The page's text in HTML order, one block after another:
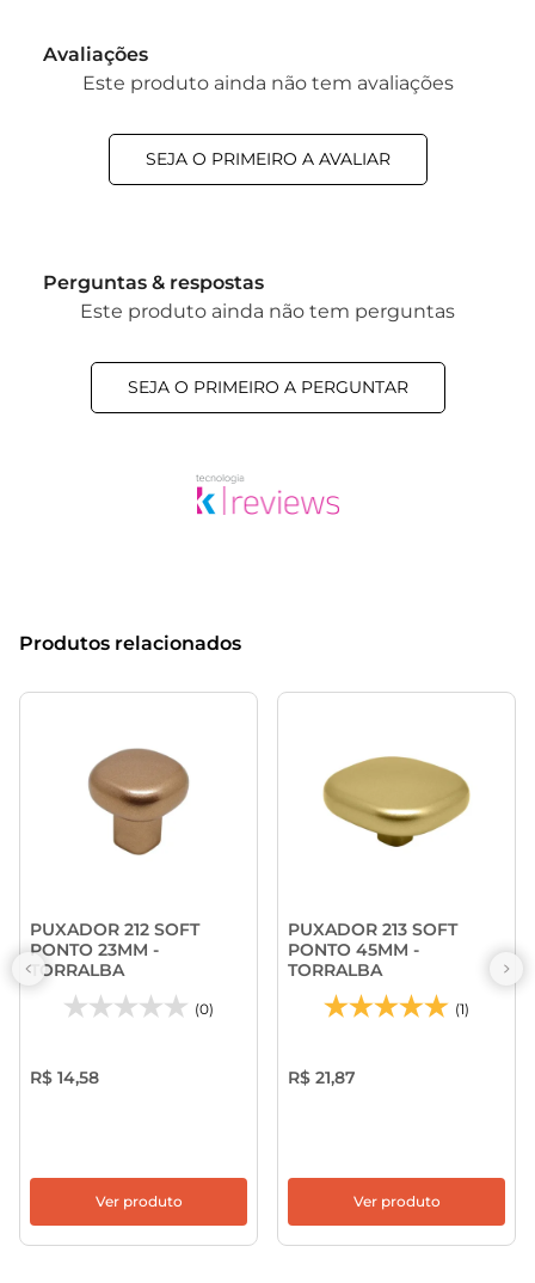
Avaliações
Este produto ainda não tem avaliações
SEJA O PRIMEIRO A AVALIAR
Perguntas & respostas
Este produto ainda não tem perguntas
SEJA O PRIMEIRO A PERGUNTAR
Produtos relacionados
PUXADOR 212 SOFT
PONTO 23MM -
TORRALBA
(0)
R$ 14,58
Ver produto
PUXADOR 213 SOFT
PONTO 45MM -
TORRALBA
(1)
R$ 21,87
Ver produto